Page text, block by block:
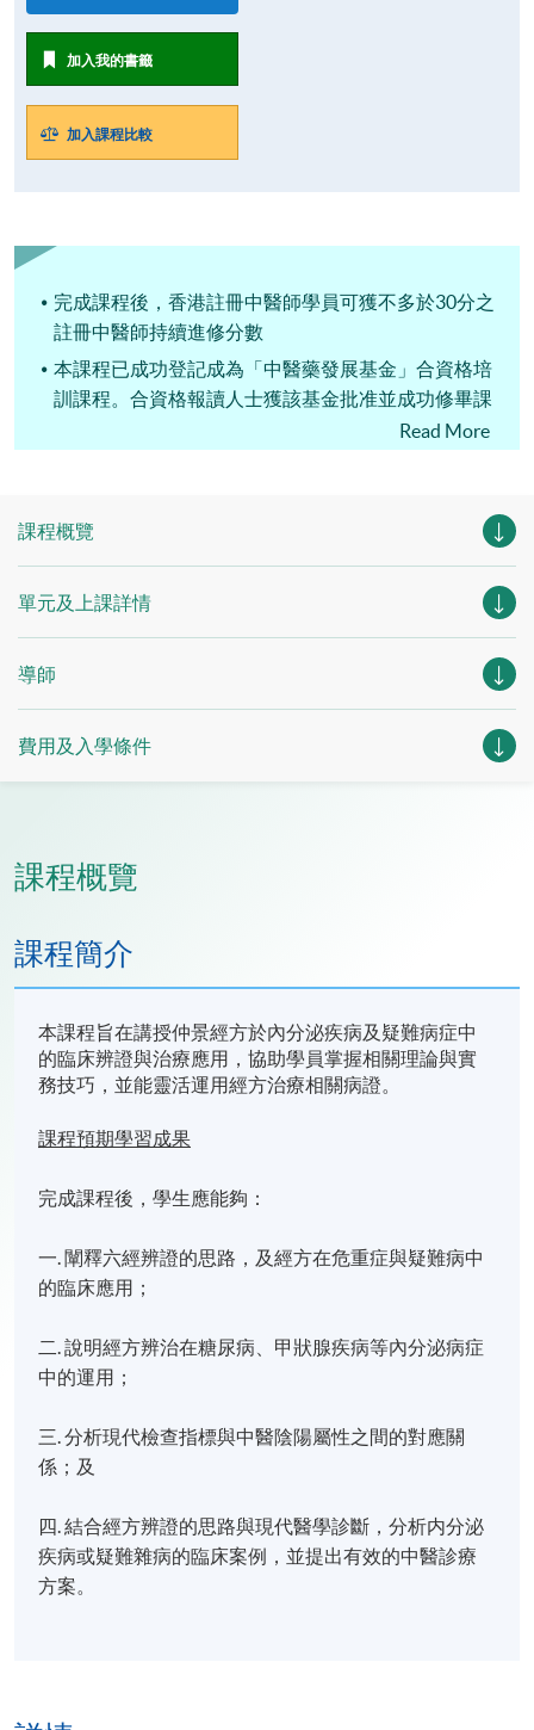
加入我的書籤
加入課程比較
完成課程後，香港註冊中醫師學員可獲不多於30分之
註冊中醫師持續進修分數
本課程已成功登記成為「中醫藥發展基金」合資格培
訓課程。合資格報讀人士獲該基金批准並成功修畢課
程，最多可獲學費資助比例為90%。（資助上限為
Read More
課程概覽
單元及上課詳情
導師
費用及入學條件
課程概覽
課程簡介
本課程旨在講授仲景經方於內分泌疾病及疑難病症中
的臨床辨證與治療應用，協助學員掌握相關理論與實
務技巧，並能靈活運用經方治療相關病證。
課程預期學習成果
完成課程後，學生應能夠：
一. 闡釋六經辨證的思路，及經方在危重症與疑難病中
的臨床應用；
二. 說明經方辨治在糖尿病、甲狀腺疾病等內分泌病症
中的運用；
三. 分析現代檢查指標與中醫陰陽屬性之間的對應關
係；及
四. 結合經方辨證的思路與現代醫學診斷，分析内分泌
疾病或疑難雜病的臨床案例，並提出有效的中醫診療
方案。